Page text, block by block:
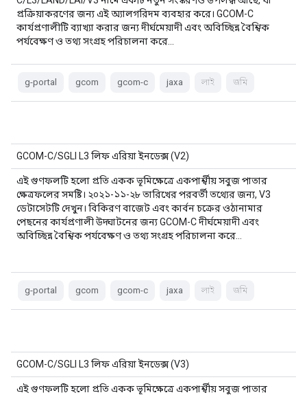
প্রক্রিয়াকরণের জন্য এই অ্যালগরিদম ব্যবহার করে। GCOM-C
কার্যপ্রণালীটি ব্যাখ্যা করার জন্য দীর্ঘমেয়াদী এবং অবিচ্ছিন্ন বৈশ্বিক
পর্যবেক্ষণ ও তথ্য সংগ্রহ পরিচালনা করে…
g-portal gcom gcom-c jaxa লাই জমি
GCOM-C/SGLI L3 লিফ এরিয়া ইনডেক্স (V2)
এই গুণফলটি হলো প্রতি একক ভূমিক্ষেত্রে একপার্শ্বীয় সবুজ পাতার
ক্ষেত্রফলের সমষ্টি। ২০২১-১১-২৮ তারিখের পরবর্তী তথ্যের জন্য, V3
ডেটাসেটটি দেখুন। বিকিরণ বাজেট এবং কার্বন চক্রের ওঠানামার
পেছনের কার্যপ্রণালী উদ্ঘাটনের জন্য GCOM-C দীর্ঘমেয়াদী এবং
অবিচ্ছিন্ন বৈশ্বিক পর্যবেক্ষণ ও তথ্য সংগ্রহ পরিচালনা করে…
g-portal gcom gcom-c jaxa লাই জমি
GCOM-C/SGLI L3 লিফ এরিয়া ইনডেক্স (V3)
এই গুণফলটি হলো প্রতি একক ভূমিক্ষেত্রে একপার্শ্বীয় সবুজ পাতার